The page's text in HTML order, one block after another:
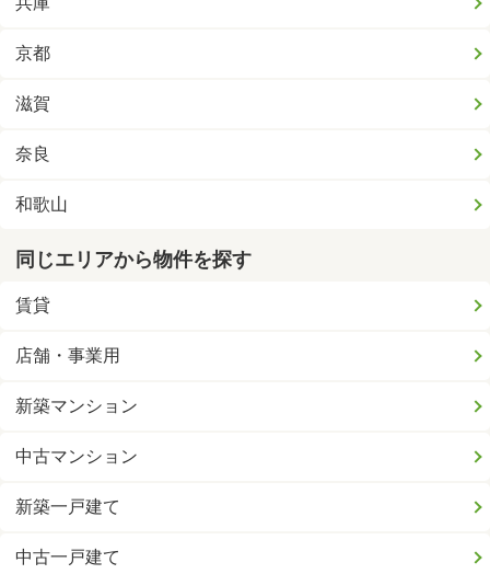
京都
滋賀
奈良
和歌山
同じエリアから物件を探す
賃貸
店舗・事業用
新築マンション
中古マンション
新築一戸建て
中古一戸建て